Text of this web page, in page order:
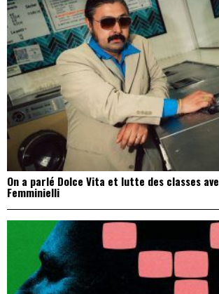
On a parlé Dolce Vita et lutte des classes
Femminielli